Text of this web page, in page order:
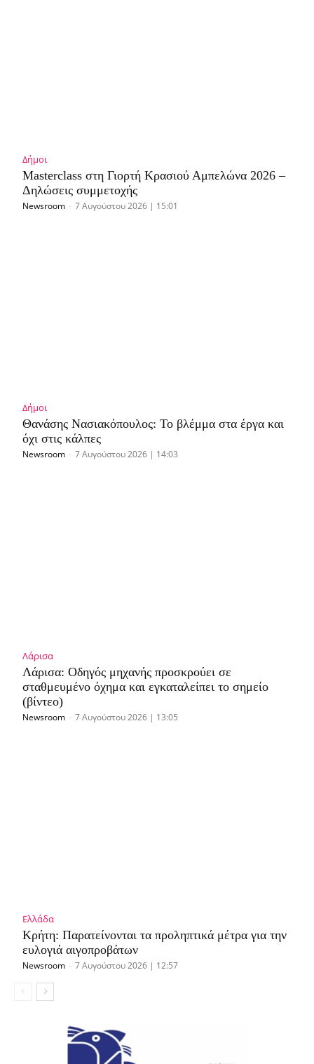
Δήμοι
Masterclass στη Γιορτή Κρασιού Αμπελώνα 2026 –
Δηλώσεις συμμετοχής
Newsroom - 7 Αυγούστου 2026 | 15:01
Δήμοι
Θανάσης Νασιακόπουλος: Το βλέμμα στα έργα και
όχι στις κάλπες
Newsroom - 7 Αυγούστου 2026 | 14:03
Λάρισα
Λάρισα: Οδηγός μηχανής προσκρούει σε
σταθμευμένο όχημα και εγκαταλείπει το σημείο
(βίντεο)
Newsroom - 7 Αυγούστου 2026 | 13:05
Ελλάδα
Κρήτη: Παρατείνονται τα προληπτικά μέτρα για την
ευλογιά αιγοπροβάτων
Newsroom - 7 Αυγούστου 2026 | 12:57